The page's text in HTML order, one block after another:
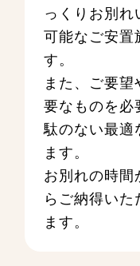
っくりお別
可能なご安置
す。
また、ご要
要なものを必
駄のない最適
ます。
お別れの時間
らご納得い
ます。